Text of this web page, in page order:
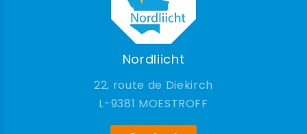
Nordliicht
22, route de Diekirch
9381 MOESTROFF